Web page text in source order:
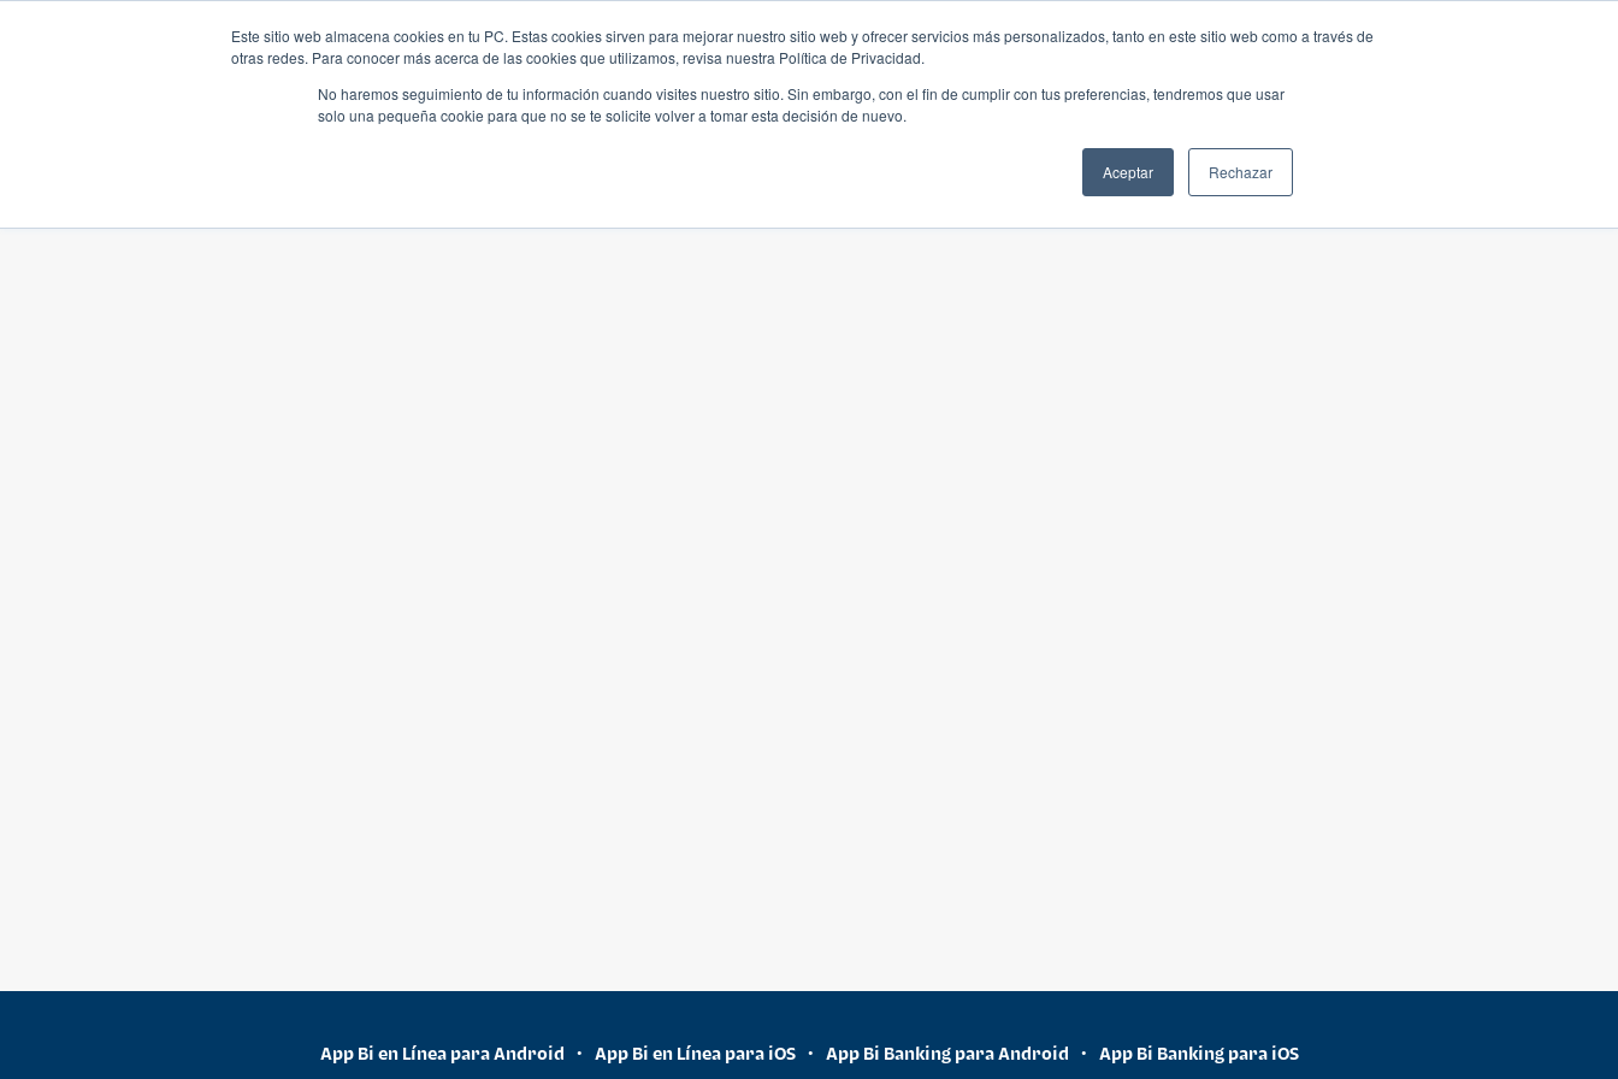
Este sitio web almacena cookies en tu PC. Estas cookies sirven para mejorar nuestro sitio web y ofrecer servicios más personalizados, tanto en este sitio web como a través de
otras redes. Para conocer más acerca de las cookies que utilizamos, revisa nuestra Política de Privacidad.
No haremos seguimiento de tu información cuando visites nuestro sitio. Sin embargo, con el fin de cumplir con tus preferencias, tendremos que usar
solo una pequeña cookie para que no se te solicite volver a tomar esta decisión de nuevo.
Aceptar Rechazar
App Bi en Línea para Android • App Bi en Línea para iOS • App Bi Banking para Android • App Bi Banking para iOS